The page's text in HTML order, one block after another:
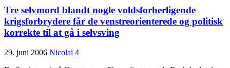
Tre selvmord blandt nogle voldsforherligende
krigsforbrydere får de venstreorienterede og politisk
korrekte til at gå i selvsving
29. juni 2006 Nicolai 4